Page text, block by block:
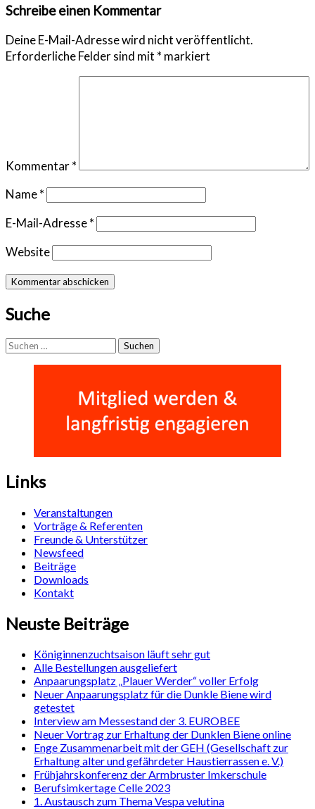
Schreibe einen Kommentar
Deine E-Mail-Adresse wird nicht veröffentlicht.
Erforderliche Felder sind mit * markiert
Kommentar*
Name*
E-Mail-Adresse*
Website
Suche
Suchen
nach:
Links
Veranstaltungen
Vorträge & Referenten
Freunde & Unterstützer
Newsfeed
Beiträge
Downloads
Kontakt
Neuste Beiträge
Königinnenzuchtsaison läuft sehr gut
Alle Bestellungen ausgeliefert
Anpaarungsplatz „Plauer Werder“ voller Erfolg
Neuer Anpaarungsplatz für die Dunkle Biene wird
getestet
Interview am Messestand der 3. EUROBEE
Neuer Vortrag zur Erhaltung der Dunklen Biene online
Enge Zusammenarbeit mit der GEH (Gesellschaft zur
Erhaltung alter und gefährdeter Haustierrassen e. V.)
Frühjahrskonferenz der Armbruster Imkerschule
Berufsimkertage Celle 2023
1. Austausch zum Thema Vespa velutina